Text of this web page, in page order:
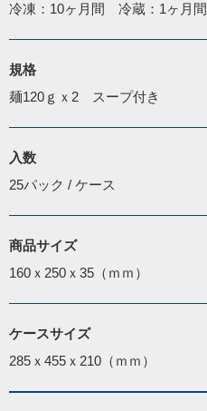
冷凍：10ヶ月間　冷蔵：1ヶ月間
規格
麺120ｇｘ2　スープ付き
入数
25パック / ケース
商品サイズ
160ｘ250ｘ35（ｍｍ）
ケースサイズ
285ｘ455ｘ210（ｍｍ）